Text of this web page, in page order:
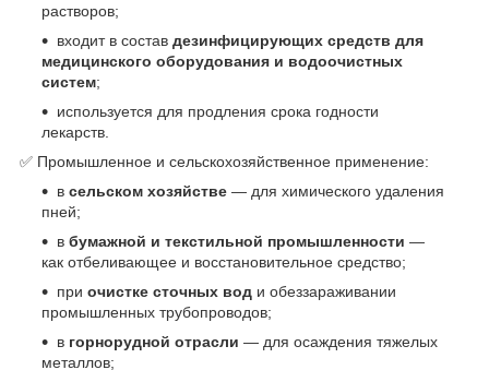
растворов;
входит в состав дезинфицирующих средств для
медицинского оборудования и водоочистных
систем;
используется для продления срока годности
лекарств.
✅ Промышленное и сельскохозяйственное применение:
в сельском хозяйстве — для химического удаления
пней;
в бумажной и текстильной промышленности —
как отбеливающее и восстановительное средство;
при очистке сточных вод и обеззараживании
промышленных трубопроводов;
в горнорудной отрасли — для осаждения тяжелых
металлов;